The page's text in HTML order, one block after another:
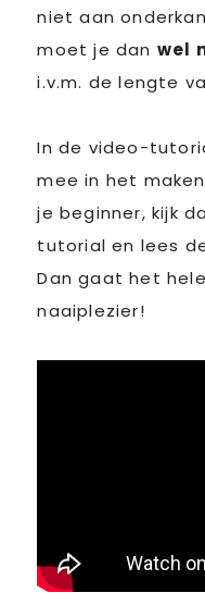
niet aan
moet je dan wel
i.v.m. de lengte
In de video-
mee in het
je beginner, kijk
tutorial en lees
Dan gaat het
naaiplezier!